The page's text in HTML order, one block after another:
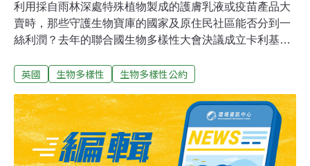
利用採自雨林深處特殊植物製成的護膚乳液或疫苗產品大
賣時，那些守護生物寶庫的國家及原住民社區能否分到一
絲利潤？去年的聯合國生物多樣性大會決議成立卡利基金
出一定比例的利潤回饋到基金。基金啟動9個月後，終於
元）。從強制繳交到自願貢獻許多南方國家擁有豐富的生
物多樣性，這些地區的植物、動物、細菌、真菌的遺傳物
質是許多企業開發新產品的關鍵，如疫苗、護膚乳液。過
去要取得這樣技術，須深入山林、海底採集。然而，透過
英國 生物多樣性 生物多樣性公約